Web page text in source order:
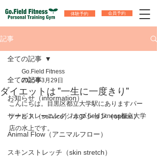
体験予約 会員予約
記事
全ての記事
お知らせ（information）
サービス（service）/オプション（option）
Animal Flow（アニマルフロー）
スキンストレッチ（skin stretch）
全ての記事
ダイエットは "一生に一度きり"
Go.Field Fitness
2025年3月29日
こんにちは。目黒区都立大学駅にありますパー
ソナルトレーニングジムgo.field fitness都立大学
店の水上です。